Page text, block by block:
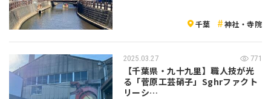
千葉 神社・寺院
2025.03.27 771
【千葉県・九十九里】職人技が光
る「菅原工芸硝子」Sghrファクト
リーシ…